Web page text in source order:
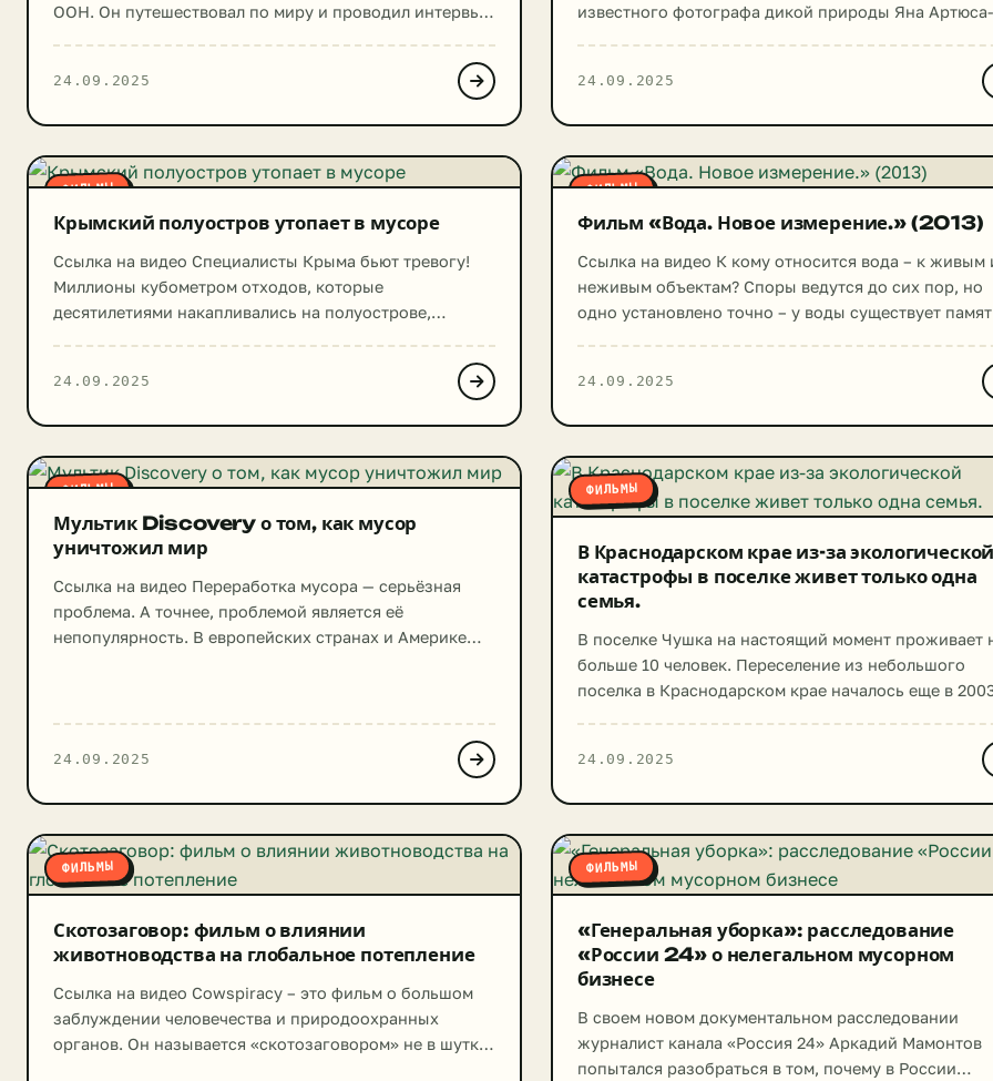
ООН. Он путешествовал по миру и проводил интервью
фермерами, профессорами, островитянами, и даже с
сооснователем компании «Тесла» Илоном Маском.
24.09.2025
известного фотографа дикой природы Яна Артюса-
высоты птичьего полёта. Голос за кадром
разворачивающихся теперь.
24.09.2025
ФИЛЬМЫ
Крымский полуостров утопает в мусоре
Ссылка на видео Специалисты Крыма бьют тревогу!
Миллионы кубометром отходов, которые
десятилетиями накапливались на полуострове,
окрестили Пирамидами Хеопса, и эти пирамиды уже
пунктов при малейшей сейсмической активности.
Отсутствие гидроизоляции свалок, незащищенный
грунт, нарушение всех […]
24.09.2025
ФИЛЬМЫ
Фильм «Вода. Новое измерение.» (2013)
Ссылка на видео К кому относится вода – к живым
неживым объектам? Споры ведутся до сих пор, но
одно установлено точно – у воды существует
вперед. Эта загадочная призрачная жидкость стала
выступать помощником во многих открытиях в
24.09.2025
ФИЛЬМЫ
Мультик Discovery о том, как мусор
уничтожил мир
Ссылка на видео Переработка мусора — серьёзная
проблема. А точнее, проблемой является её
непопулярность. В европейских странах и Америке
Увы, в России дела обстоят более мрачно. По
24.09.2025
ФИЛЬМЫ
В Краснодарском крае из-за
катастрофы в поселке живет только одна
семья.
В поселке Чушка на настоящий момент проживает
больше 10 человек. Переселение из небольшого
поселка в Краснодарском крае началось еще в
терминалы, которые занимались открытой
серы, угля и так далее. По данным СМИ, после
проживало […]
24.09.2025
ФИЛЬМЫ
Скотозаговор: фильм о влиянии
животноводства на глобальное потепление
Ссылка на видео Cowspiracy – это фильм о большом
заблуждении человечества и природоохранных
органов. Он называется «скотозаговором» не в шутку.
ФИЛЬМЫ
«Генеральная уборка»: расследование
«России 24» о нелегальном мусорном
бизнесе
В своем новом документальном расследовании
журналист канала «Россия 24» Аркадий Мамонтов
попытался разобраться в том, почему в России